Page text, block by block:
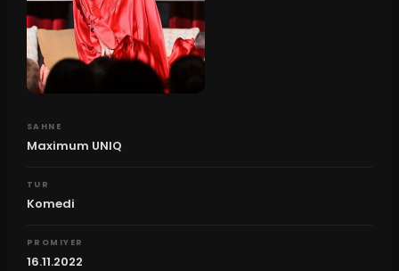
SAHNE
Maximum UNIQ
TUR
Komedi
PROMIYER
16.11.2022